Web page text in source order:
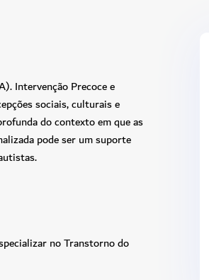
Intervenção Precoce e
sociais, culturais e
do contexto em que as
pode ser um suporte
no Transtorno do